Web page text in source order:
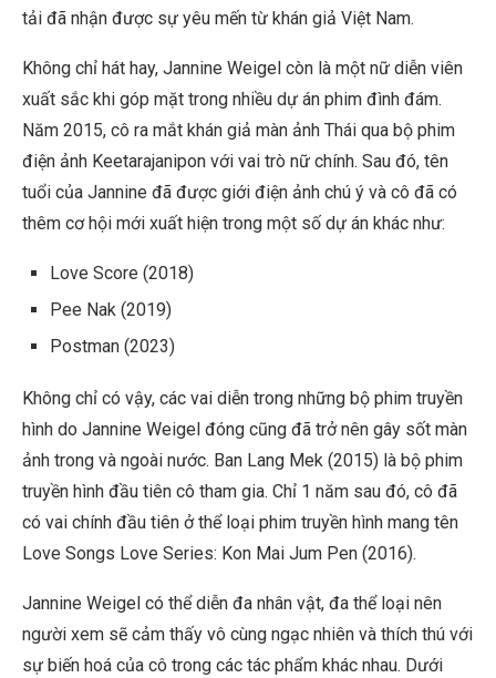
tải đã nhận được sự yêu mến từ khán giả Việt Nam.
Không chỉ hát hay, Jannine Weigel còn là một nữ diễn viên
xuất sắc khi góp mặt trong nhiều dự án phim đình đám.
Năm 2015, cô ra mắt khán giả màn ảnh Thái qua bộ phim
điện ảnh Keetarajanipon với vai trò nữ chính. Sau đó, tên
tuổi của Jannine đã được giới điện ảnh chú ý và cô đã có
thêm cơ hội mới xuất hiện trong một số dự án khác như:
Love Score (2018)
Pee Nak (2019)
Postman (2023)
Không chỉ có vậy, các vai diễn trong những bộ phim truyền
hình do Jannine Weigel đóng cũng đã trở nên gây sốt màn
ảnh trong và ngoài nước. Ban Lang Mek (2015) là bộ phim
truyền hình đầu tiên cô tham gia. Chỉ 1 năm sau đó, cô đã
có vai chính đầu tiên ở thể loại phim truyền hình mang tên
Love Songs Love Series: Kon Mai Jum Pen (2016).
Jannine Weigel có thể diễn đa nhân vật, đa thể loại nên
người xem sẽ cảm thấy vô cùng ngạc nhiên và thích thú với
sự biến hoá của cô trong các tác phẩm khác nhau. Dưới